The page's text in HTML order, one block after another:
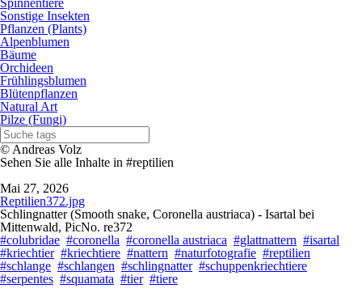
Spinnentiere
Sonstige Insekten
Pflanzen (Plants)
Alpenblumen
Bäume
Orchideen
Frühlingsblumen
Blütenpflanzen
Natural Art
Pilze (Fungi)
© Andreas Volz
Sehen Sie alle Inhalte in #reptilien
Mai 27, 2026
Reptilien372.jpg
Schlingnatter (Smooth snake, Coronella austriaca) - Isartal bei
Mittenwald, PicNo. re372
#colubridae #coronella #coronella austriaca #glattnattern #isartal
#kriechtier #kriechtiere #nattern #naturfotografie #reptilien
#schlange #schlangen #schlingnatter #schuppenkriechtiere
#serpentes #squamata #tier #tiere